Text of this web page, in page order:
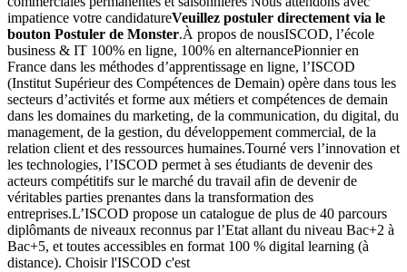
impatience votre candidatureVeuillez postuler directement via le
bouton Postuler de Monster.À propos de nousISCOD, l’école
business & IT 100% en ligne, 100% en alternancePionnier en
France dans les méthodes d’apprentissage en ligne, l’ISCOD
(Institut Supérieur des Compétences de Demain) opère dans tous les
secteurs d’activités et forme aux métiers et compétences de demain
dans les domaines du marketing, de la communication, du digital, du
management, de la gestion, du développement commercial, de la
relation client et des ressources humaines.Tourné vers l’innovation et
les technologies, l’ISCOD permet à ses étudiants de devenir des
acteurs compétitifs sur le marché du travail afin de devenir de
véritables parties prenantes dans la transformation des
entreprises.L’ISCOD propose un catalogue de plus de 40 parcours
diplômants de niveaux reconnus par l’Etat allant du niveau Bac+2 à
Bac+5, et toutes accessibles en format 100 % digital learning (à
distance). Choisir l'ISCOD c'est